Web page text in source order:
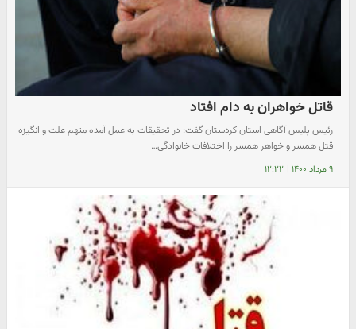
قاتل خواهران به دام افتاد
رئیس پلیس آگاهی استان کردستان گفت: در تحقیقات به عمل آمده متهم علت و انگیزه
قتل همسر و خواهر همسر را اختلافات خانوادگی…
۹ مرداد ۱۴۰۰ | ۱۲:۲۲